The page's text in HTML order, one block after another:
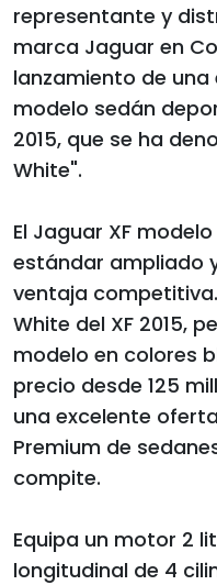
representante y
marca Jaguar en
lanzamiento de una
modelo sedán
2015, que se ha
White".
El Jaguar XF
estándar ampliado
ventaja
White del XF 2015,
modelo en colores
precio desde 125
una excelente
Premium de
compite.
Equipa un motor 2
longitudinal de 4